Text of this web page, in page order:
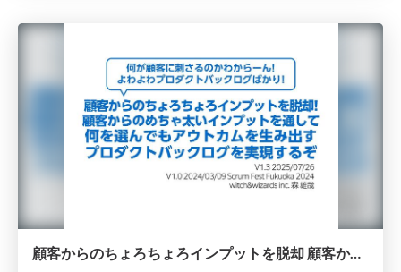
顧客からのちょろちょろインプットを脱却 顧客からのめちゃ太いインプットを通して何を選んでもアウトカムを生み出すプロダクトバックログを実現する/Break free from narrow customer input 2024